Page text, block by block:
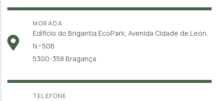
MORADA
Edifício do Brigantia EcoPark, Avenida Cidade de León,
N.º 506
5300-358 Bragança
TELEFONE